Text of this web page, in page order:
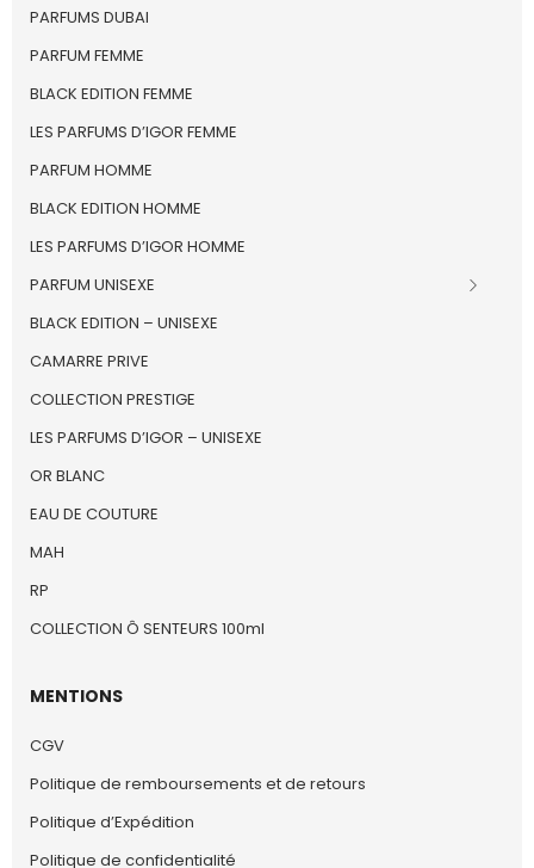
PARFUMS DUBAI
PARFUM FEMME
BLACK EDITION FEMME
LES PARFUMS D’IGOR FEMME
PARFUM HOMME
BLACK EDITION HOMME
LES PARFUMS D’IGOR HOMME
PARFUM UNISEXE
BLACK EDITION – UNISEXE
CAMARRE PRIVE
COLLECTION PRESTIGE
LES PARFUMS D’IGOR – UNISEXE
OR BLANC
EAU DE COUTURE
MAH
RP
COLLECTION Ô SENTEURS 100ml
MENTIONS
CGV
Politique de remboursements et de retours
Politique d’Expédition
Politique de confidentialité